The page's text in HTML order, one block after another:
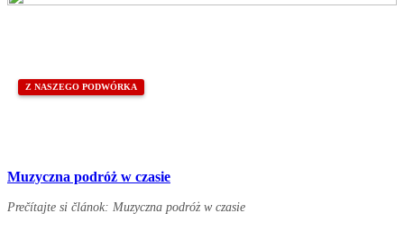
Z NASZEGO PODWÓRKA
Muzyczna podróż w czasie
Prečítajte si článok: Muzyczna podróż w czasie